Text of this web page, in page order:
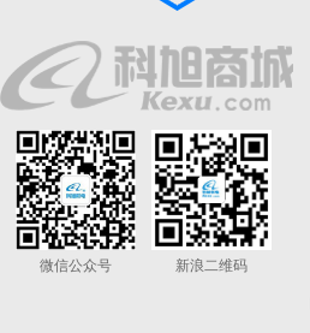
微信公众号 新浪二维码